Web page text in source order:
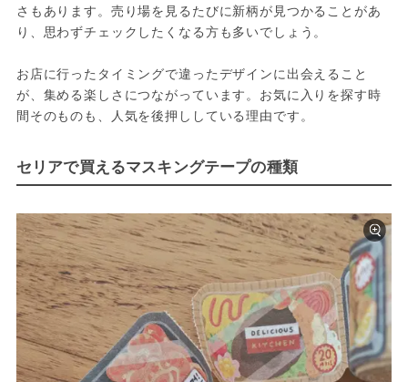
さもあります。売り場を見るたびに新柄が見つかることがあ
り、思わずチェックしたくなる方も多いでしょう。
お店に行ったタイミングで違ったデザインに出会えること
が、集める楽しさにつながっています。お気に入りを探す時
間そのものも、人気を後押ししている理由です。
セリアで買えるマスキングテープの種類